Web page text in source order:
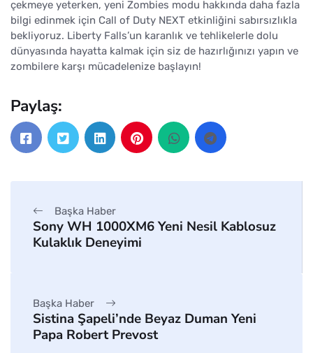
çekmeye yeterken, yeni Zombies modu hakkında daha fazla
bilgi edinmek için Call of Duty NEXT etkinliğini sabırsızlıkla
bekliyoruz. Liberty Falls’un karanlık ve tehlikelerle dolu
dünyasında hayatta kalmak için siz de hazırlığınızı yapın ve
zombilere karşı mücadelenize başlayın!
Paylaş:
Başka Haber
Sony WH 1000XM6 Yeni Nesil Kablosuz
Kulaklık Deneyimi
Başka Haber
Sistina Şapeli’nde Beyaz Duman Yeni
Papa Robert Prevost